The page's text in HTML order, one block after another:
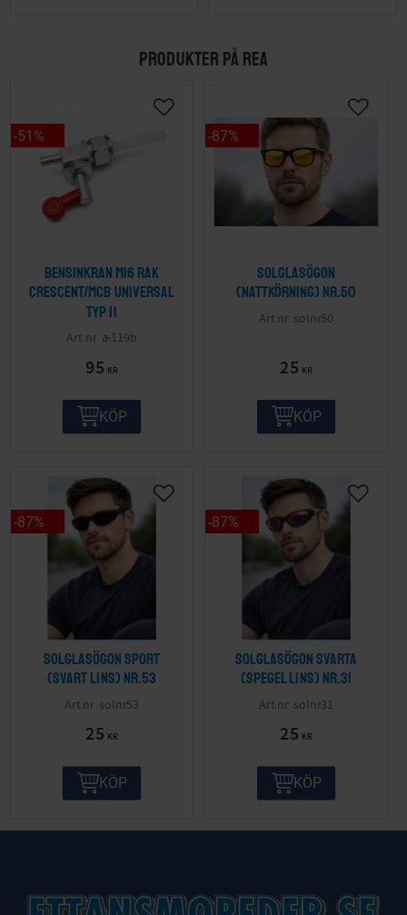
PRODUKTER PÅ REA
Bensinkran M16 Rak
Crescent/MCB Universal
Typ II
a-119b
95 KR
51 %
KÖP
Solglasögon
(nattkörning) nr.50
solnr50
25 KR
87%
KÖP
Solglasögon sport
(svart lins) nr.53
solnr53
25 KR
87%
KÖP
Solglasögon svarta
(spegel lins) nr.31
solnr31
25 KR
87%
KÖP